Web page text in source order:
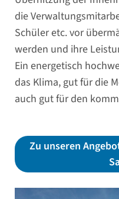
die
Schüler etc. vor
werden und ihre
Ein energetisch
das Klima, gut für die
auch gut für den
Zu unseren